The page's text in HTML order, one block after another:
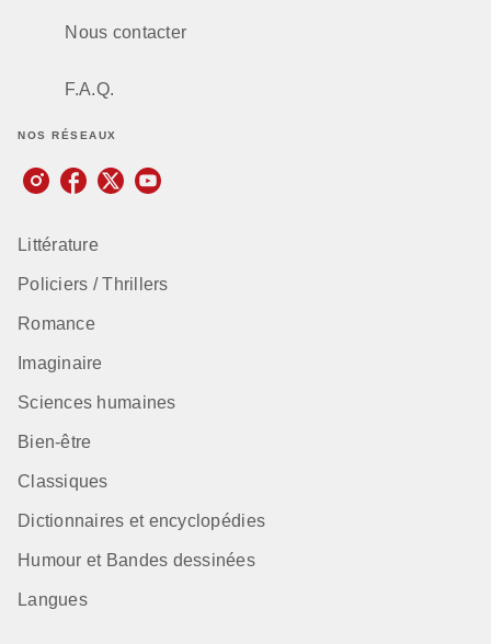
Nous contacter
F.A.Q.
NOS RÉSEAUX
Littérature
Policiers / Thrillers
Romance
Imaginaire
Sciences humaines
Bien-être
Classiques
Dictionnaires et encyclopédies
Humour et Bandes dessinées
Langues